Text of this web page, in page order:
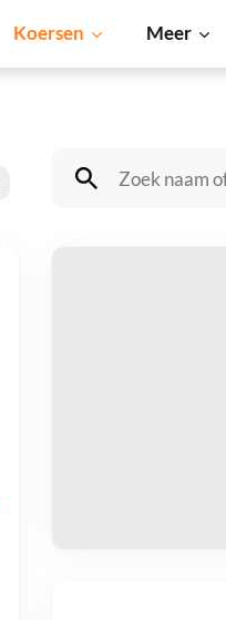
Koersen Meer
Dogecoin Solana BNB